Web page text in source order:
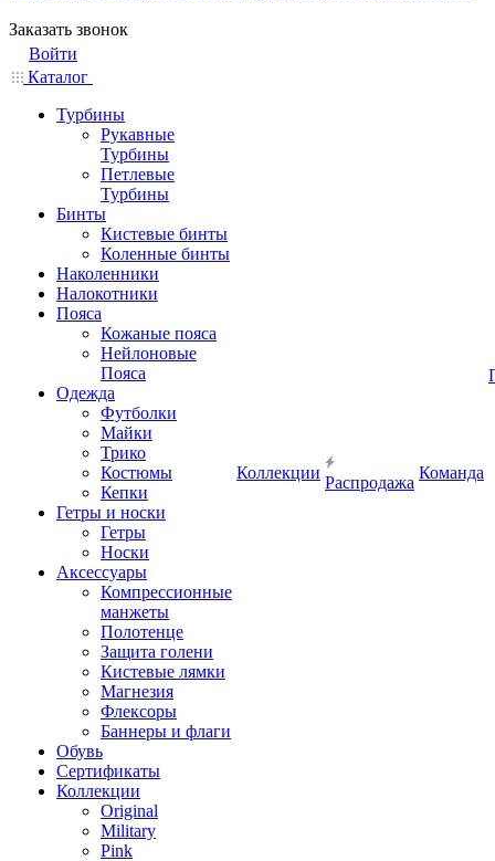
Заказать звонок
Войти
Каталог
Турбины
Рукавные
Турбины
Петлевые
Турбины
Бинты
Кистевые бинты
Коленные бинты
Наколенники
Налокотники
Пояса
Кожаные пояса
Нейлоновые
Пояса
Одежда
Футболки
Майки
Трико
Костюмы
Кепки
Гетры и носки
Гетры
Носки
Аксессуары
Компрессионные
манжеты
Полотенце
Защита голени
Кистевые лямки
Магнезия
Флексоры
Баннеры и флаги
Обувь
Сертификаты
Коллекции
Original
Military
Pink
Коллекции
Распродажа
Команда